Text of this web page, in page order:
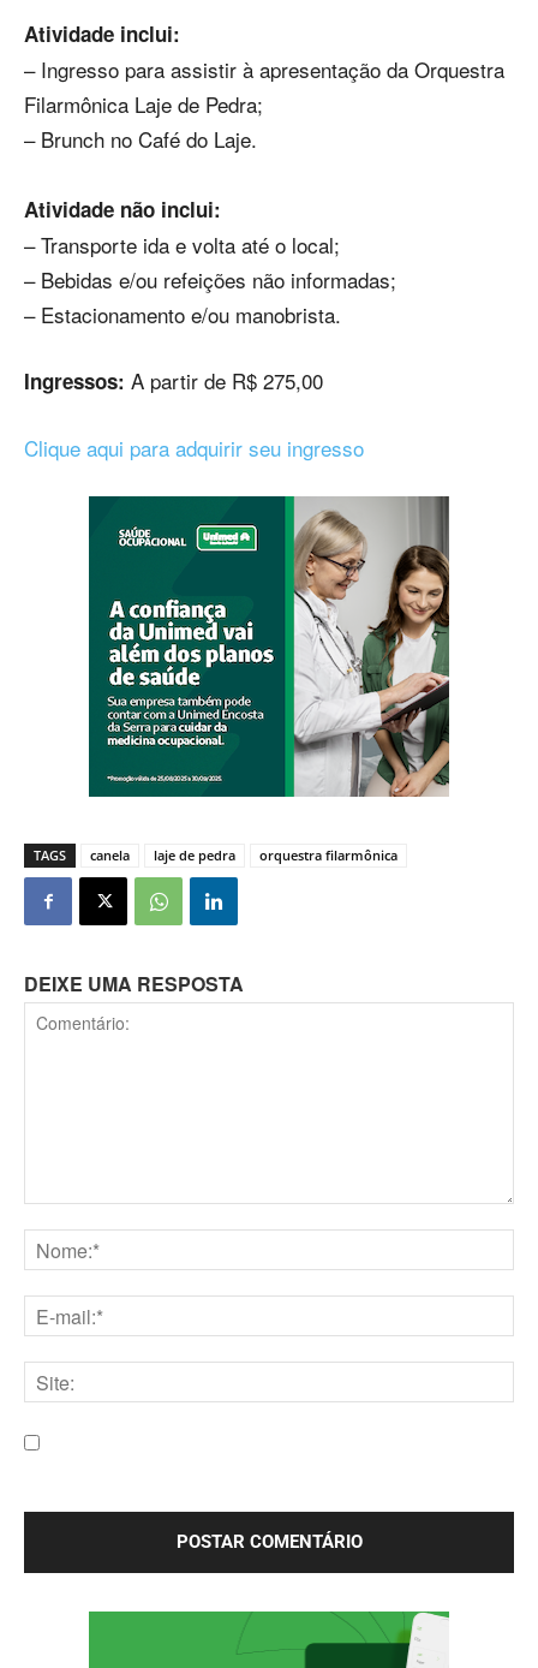
Atividade inclui:
– Ingresso para assistir à apresentação da Orquestra
Filarmônica Laje de Pedra;
– Brunch no Café do Laje.
Atividade não inclui:
– Transporte ida e volta até o local;
– Bebidas e/ou refeições não informadas;
– Estacionamento e/ou manobrista.
Ingressos: A partir de R$ 275,00
Clique aqui para adquirir seu ingresso
TAGS canela laje de pedra orquestra filarmônica
DEIXE UMA RESPOSTA
mail:*